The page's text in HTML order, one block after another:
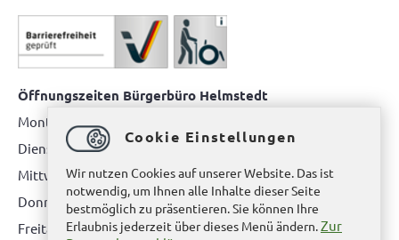
Öffnungszeiten Bürgerbüro Helmstedt
Montag: 08.00 bis 12.00 Uhr
Dienstag: 08.00 bis 12.00 Uhr & 15.00 Uhr bis 17.00 Uhr
Mittwoch: nur nach Terminvereinbarung
Donnerstag: 08.00 bis 12.00 Uhr & 14.00 Uhr bis 16.00 Uhr
Freitag: nur nach Terminvereinbarung
Cookie Einstellungen
Wir nutzen Cookies auf unserer Website. Das ist
notwendig, um Ihnen alle Inhalte dieser Seite
bestmöglich zu präsentieren. Sie können Ihre
Erlaubnis jederzeit über dieses Menü ändern.Zur